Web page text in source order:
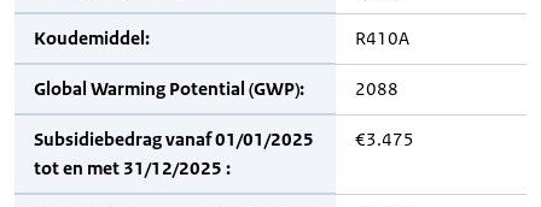
Koudemiddel: R410A
Global Warming Potential (GWP): 2088
Subsidiebedrag vanaf 01/01/2025
tot en met 31/12/2025 :
€3.475